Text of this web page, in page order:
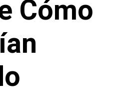
Cómo